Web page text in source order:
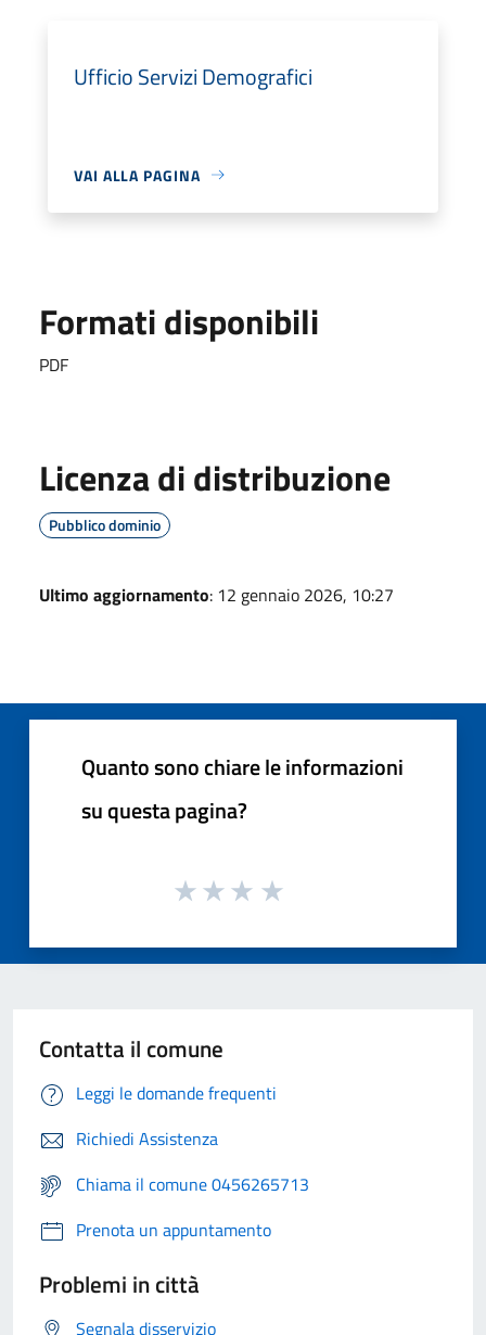
Ufficio Servizi Demografici
VAI ALLA PAGINA
Formati disponibili
PDF
Licenza di distribuzione
Pubblico dominio
Ultimo aggiornamento: 12 gennaio 2026, 10:27
Quanto sono chiare le informazioni
su questa pagina?
Contatta il comune
Leggi le domande frequenti
Richiedi Assistenza
Chiama il comune 0456265713
Prenota un appuntamento
Problemi in città
Segnala disservizio